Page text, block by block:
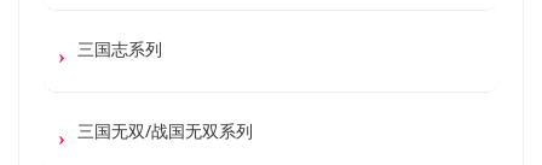
三国志系列
三国无双/战国无双系列